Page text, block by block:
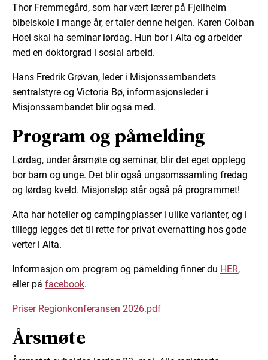
Thor Fremmegård, som har vært lærer på Fjellheim
bibelskole i mange år, er taler denne helgen. Karen Colban
Hoel skal ha seminar lørdag. Hun bor i Alta og arbeider
med en doktorgrad i sosial arbeid.
Hans Fredrik Grøvan, leder i Misjonssambandets
sentralstyre og Victoria Bø, informasjonsleder i
Misjonssambandet blir også med.
Program og påmelding
Lørdag, under årsmøte og seminar, blir det eget opplegg
bor barn og unge. Det blir også ungsomssamling fredag
og lørdag kveld. Misjonsløp står også på programmet!
Alta har hoteller og campingplasser i ulike varianter, og i
tillegg legges det til rette for privat overnatting hos gode
verter i Alta.
Informasjon om program og påmelding finner du HER,
eller på facebook.
Priser Regionkonferansen 2026.pdf
Årsmøte